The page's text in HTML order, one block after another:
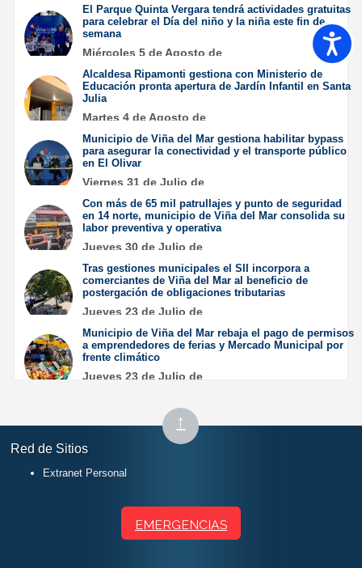
El Parque Quinta Vergara tendrá actividades gratuitas
para celebrar el Día del niño y la niña este fin de
semana
Miércoles 5 de Agosto de
Alcaldesa Ripamonti gestiona con Ministerio de
Educación pronta apertura de Jardín Infantil en Santa
Julia
Martes 4 de Agosto de
Municipio de Viña del Mar gestiona habilitar bypass
para asegurar la conectividad y el transporte público
en El Olivar
Viernes 31 de Julio de
Con más de 65 mil patrullajes y punto de seguridad
en 14 norte, municipio de Viña del Mar consolida su
labor preventiva y operativa
Jueves 30 de Julio de
Tras gestiones municipales el SII incorpora a
comerciantes de Viña del Mar al beneficio de
postergación de obligaciones tributarias
Jueves 23 de Julio de
Municipio de Viña del Mar rebaja el pago de permisos
a emprendedores de ferias y Mercado Municipal por
frente climático
Jueves 23 de Julio de
↑ Subir
al
Red de Sitios
Extranet Personal
EMERGENCIAS